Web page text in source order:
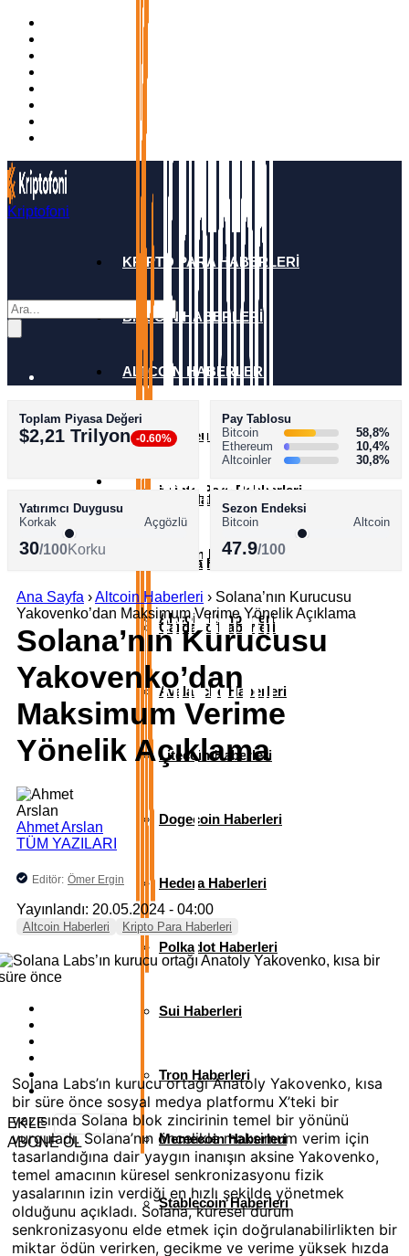
Kriptofoni
KRİPTO PARA HABERLERİ
BİTCOİN HABERLERİ
ALTCOİN HABERLERİ
Ethereum Haberleri
XRP Haberleri
Solana Haberleri
Cardano Haberleri
Avalanche Haberleri
Litecoin Haberleri
Dogecoin Haberleri
Hedera Haberleri
Polkadot Haberleri
Sui Haberleri
Tron Haberleri
Memecoin Haberleri
Stablecoin Haberleri
AKADEMİ
Kripto Para Rehberleri
Bitcoin Rehberleri
Altcoin Rehberleri
SÖZLÜK
Toplam Piyasa Değeri
$2,21 Trilyon -0.60%
Pay Tablosu
Bitcoin
58,8%
Ethereum
10,4%
Altcoinler
30,8%
Yatırımcı Duygusu
Korkak
Açgözlü
30/100Korku
Sezon Endeksi
Bitcoin
Altcoin
47.9/100
Ana Sayfa ›Altcoin Haberleri › Solana’nın Kurucusu
Yakovenko’dan Maksimum Verime Yönelik Açıklama
Solana’nın Kurucusu
Yakovenko’dan
Maksimum Verime
Yönelik Açıklama
Ahmet Arslan
TÜM YAZILARI
Editör: Ömer Ergin
Yayınlandı: 20.05.2024 - 04:00
Altcoin Haberleri Kripto Para Haberleri
EKLE
ABONE OL
Solana Labs’ın kurucu ortağı Anatoly Yakovenko, kısa
bir süre önce sosyal medya platformu X’teki bir
yazısında Solana blok zincirinin temel bir yönünü
vurguladı. Solana’nın öncelikle maksimum verim için
tasarlandığına dair yaygın inanışın aksine Yakovenko,
temel amacının küresel senkronizasyonu fizik
yasalarının izin verdiği en hızlı şekilde yönetmek
olduğunu açıkladı. Solana, küresel durum
senkronizasyonu elde etmek için doğrulanabilirlikten bir
miktar ödün verirken, gecikme ve verime yüksek hızda